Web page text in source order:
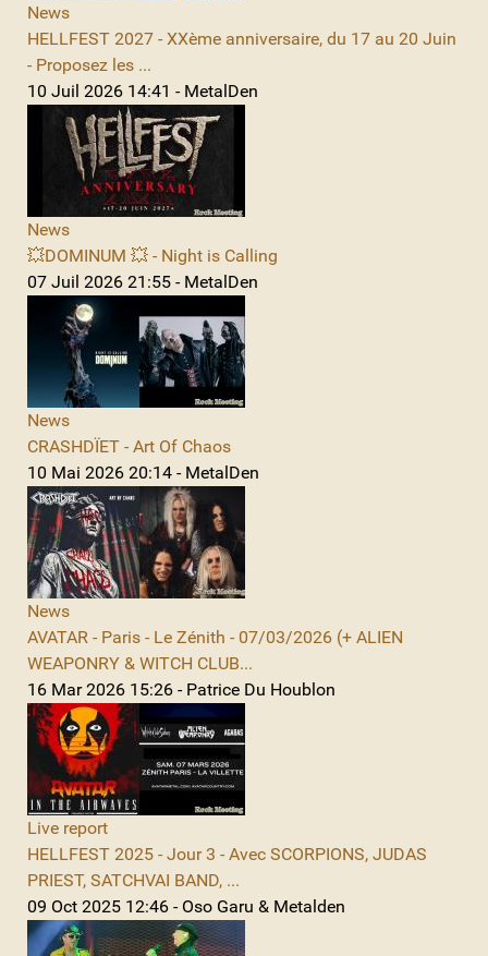
News
HELLFEST 2027 - XXème anniversaire, du 17 au 20 Juin
- Proposez les ...
10 Juil 2026 14:41 - MetalDen
News
💥DOMINUM 💥 - Night is Calling
07 Juil 2026 21:55 - MetalDen
News
CRASHDÏET - Art Of Chaos
10 Mai 2026 20:14 - MetalDen
News
AVATAR - Paris - Le Zénith - 07/03/2026 (+ ALIEN
WEAPONRY & WITCH CLUB...
16 Mar 2026 15:26 - Patrice Du Houblon
Live report
HELLFEST 2025 - Jour 3 - Avec SCORPIONS, JUDAS
PRIEST, SATCHVAI BAND, ...
09 Oct 2025 12:46 - Oso Garu & Metalden